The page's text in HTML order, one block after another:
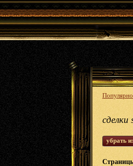
сделки
убрать